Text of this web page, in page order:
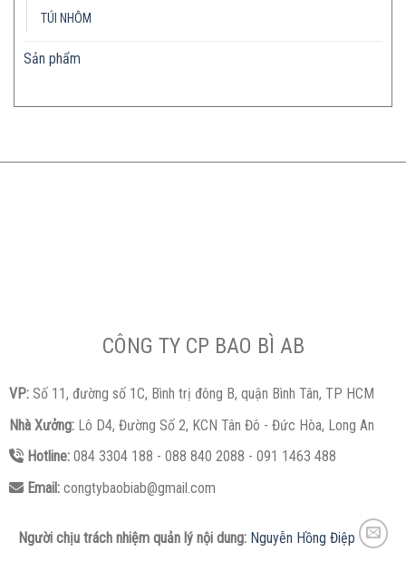
TÚI NHÔM
Sản phẩm
CÔNG TY CP BAO BÌ AB
VP: Số 11, đường số 1C, Bình trị đông B, quận Bình Tân, TP HCM
Nhà Xưởng: Lô D4, Đường Số 2, KCN Tân Đô - Đức Hòa, Long An
Hotline:084 3304 188 - 088 840 2088 - 091 1463 488
Email:congtybaobiab@gmail.com
Người chịu trách nhiệm quản lý nội dung: Nguyễn Hồng Điệp